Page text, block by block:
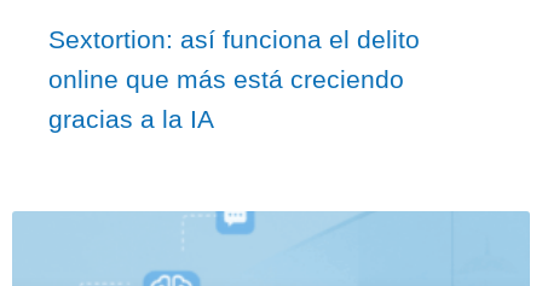
Sextortion: así funciona el delito
online que más está creciendo
gracias a la IA